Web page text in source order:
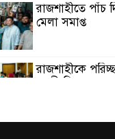
রাজশাহীতে পাঁচ
মেলা সমাপ্ত
রাজশাহীকে